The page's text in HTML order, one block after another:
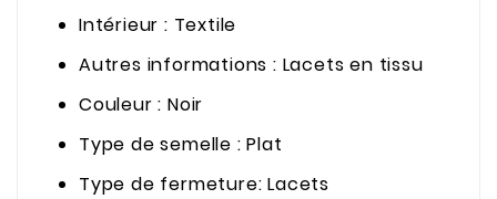
Intérieur : Textile
Autres informations : Lacets en tissu
Couleur : Noir
Type de semelle : Plat
Type de fermeture: Lacets